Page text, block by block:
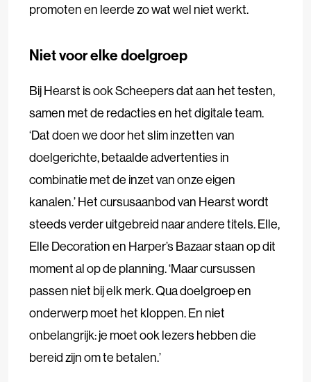
promoten en leerde zo wat wel niet werkt.
Niet voor elke doelgroep
Bij Hearst is ook Scheepers dat aan het testen,
samen met de redacties en het digitale team.
‘Dat doen we door het slim inzetten van
doelgerichte, betaalde advertenties in
combinatie met de inzet van onze eigen
kanalen.’ Het cursusaanbod van Hearst wordt
steeds verder uitgebreid naar andere titels. Elle,
Elle Decoration en Harper’s Bazaar staan op dit
moment al op de planning. ‘Maar cursussen
passen niet bij elk merk. Qua doelgroep en
onderwerp moet het kloppen. En niet
onbelangrijk: je moet ook lezers hebben die
bereid zijn om te betalen.’